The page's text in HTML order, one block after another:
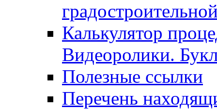
Калькулятор
Видеоролики.
Полезные ссылки
Перечень